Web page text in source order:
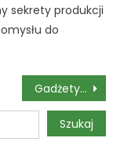
sekrety produkcji
do
Gadżety reklamowe – skuteczna strategia promocyjna
Szukaj